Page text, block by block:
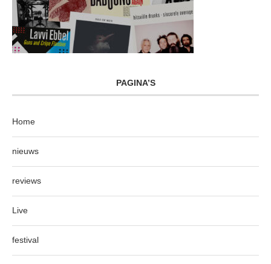
PAGINA’S
Home
nieuws
reviews
Live
festival